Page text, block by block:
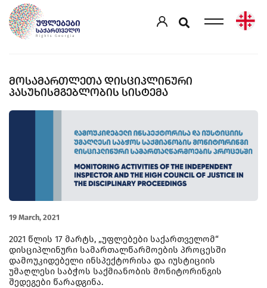
ᲛᲝᲡᲐᲛᲐᲠᲗᲚᲔᲗᲐ ᲓᲘᲡᲪᲘᲞᲚᲘᲜᲣᲠᲘ
ᲞᲐᲡᲣᲮᲘᲡᲛᲒᲔᲑᲚᲝᲑᲘᲡ ᲡᲘᲡᲢᲔᲛᲐ
19 March, 2021
2021 წლის 17 მარტს, „უფლებები საქართველომ“
დისციპლინური სამართალწარმოების პროცესში
დამოუკიდებელი ინსპექტორისა და იუსტიციის
უმაღლესი საბჭოს საქმიანობის მონიტორინგის
შედეგები წარადგინა.